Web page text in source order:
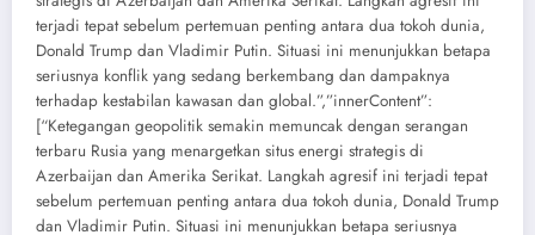
terjadi tepat sebelum pertemuan penting antara dua tokoh dunia,
Donald Trump dan Vladimir Putin. Situasi ini menunjukkan betapa
seriusnya konflik yang sedang berkembang dan dampaknya
terhadap kestabilan kawasan dan global.”,”innerContent”:
[“Ketegangan geopolitik semakin memuncak dengan serangan
terbaru Rusia yang menargetkan situs energi strategis di
Azerbaijan dan Amerika Serikat. Langkah agresif ini terjadi tepat
sebelum pertemuan penting antara dua tokoh dunia, Donald Trump
dan Vladimir Putin. Situasi ini menunjukkan betapa seriusnya